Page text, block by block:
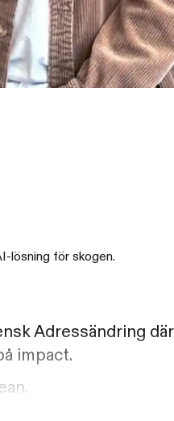
lösning för skogen.
Adressändring där
impact.